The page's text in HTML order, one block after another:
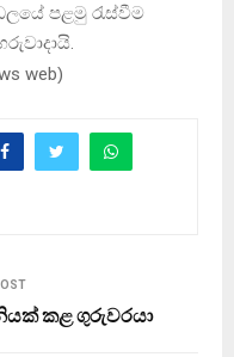
පළමු රැස්වීම
web)
කළ ගුරුවරයා